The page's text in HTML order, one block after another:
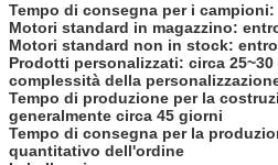
Tempo di consegna per i campioni:
Motori standard in magazzino:
Motori standard non in stock:
Prodotti personalizzati: circa
complessità della
Tempo di produzione per la
generalmente circa 45 giorni
Tempo di consegna per la
quantitativo dell'ordine